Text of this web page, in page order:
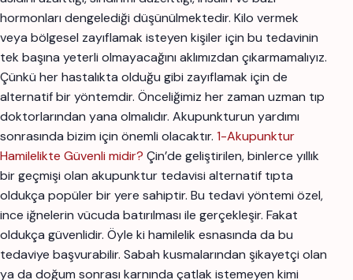
hormonları dengelediği düşünülmektedir. Kilo vermek
veya bölgesel zayıflamak isteyen kişiler için bu tedavinin
tek başına yeterli olmayacağını aklımızdan çıkarmamalıyız.
Çünkü her hastalıkta olduğu gibi zayıflamak için de
alternatif bir yöntemdir. Önceliğimiz her zaman uzman tıp
doktorlarından yana olmalıdır. Akupunkturun yardımı
sonrasında bizim için önemli olacaktır. 1-Akupunktur
Hamilelikte Güvenli midir? Çin’de geliştirilen, binlerce yıllık
bir geçmişi olan akupunktur tedavisi alternatif tıpta
oldukça popüler bir yere sahiptir. Bu tedavi yöntemi özel,
ince iğnelerin vücuda batırılması ile gerçekleşir. Fakat
oldukça güvenlidir. Öyle ki hamilelik esnasında da bu
tedaviye başvurabilir. Sabah kusmalarından şikayetçi olan
ya da doğum sonrası karnında çatlak istemeyen kimi